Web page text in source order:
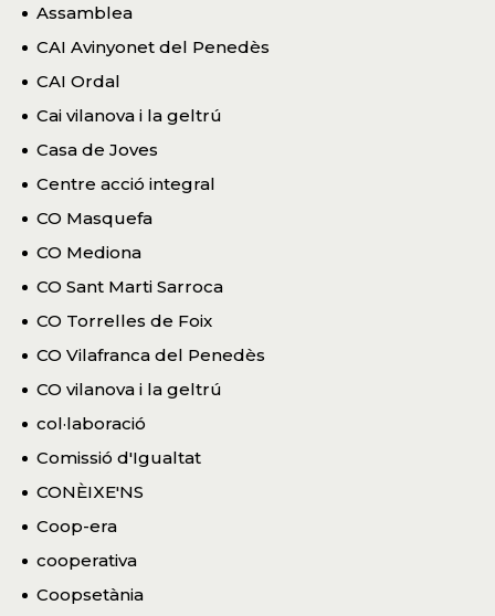
Assamblea
CAI Avinyonet del Penedès
CAI Ordal
Cai vilanova i la geltrú
Casa de Joves
Centre acció integral
CO Masquefa
CO Mediona
CO Sant Marti Sarroca
CO Torrelles de Foix
CO Vilafranca del Penedès
CO vilanova i la geltrú
col·laboració
Comissió d'Igualtat
CONÈIXE'NS
Coop-era
cooperativa
Coopsetània